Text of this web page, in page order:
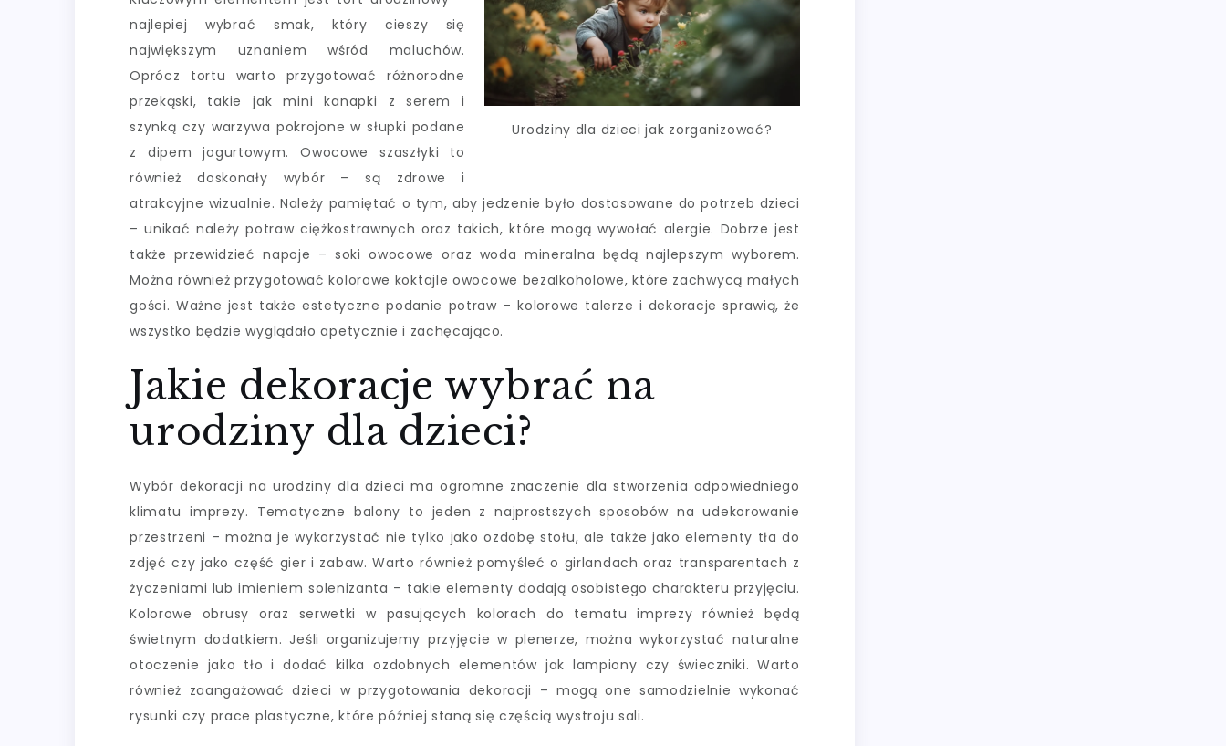
Urodziny dla dzieci jak zorganizować?
najlepiej wybrać smak, który cieszy się
największym uznaniem wśród maluchów.
Oprócz tortu warto przygotować różnorodne
przekąski, takie jak mini kanapki z serem i
szynką czy warzywa pokrojone w słupki podane
z dipem jogurtowym. Owocowe szaszłyki to
również doskonały wybór – są zdrowe i
atrakcyjne wizualnie. Należy pamiętać o tym, aby jedzenie było dostosowane do potrzeb dzieci
– unikać należy potraw ciężkostrawnych oraz takich, które mogą wywołać alergie. Dobrze jest
także przewidzieć napoje – soki owocowe oraz woda mineralna będą najlepszym wyborem.
Można również przygotować kolorowe koktajle owocowe bezalkoholowe, które zachwycą małych
gości. Ważne jest także estetyczne podanie potraw – kolorowe talerze i dekoracje sprawią, że
wszystko będzie wyglądało apetycznie i zachęcająco.
Jakie dekoracje wybrać na
urodziny dla dzieci?
Wybór dekoracji na urodziny dla dzieci ma ogromne znaczenie dla stworzenia odpowiedniego
klimatu imprezy. Tematyczne balony to jeden z najprostszych sposobów na udekorowanie
przestrzeni – można je wykorzystać nie tylko jako ozdobę stołu, ale także jako elementy tła do
zdjęć czy jako część gier i zabaw. Warto również pomyśleć o girlandach oraz transparentach z
życzeniami lub imieniem solenizanta – takie elementy dodają osobistego charakteru przyjęciu.
Kolorowe obrusy oraz serwetki w pasujących kolorach do tematu imprezy również będą
świetnym dodatkiem. Jeśli organizujemy przyjęcie w plenerze, można wykorzystać naturalne
otoczenie jako tło i dodać kilka ozdobnych elementów jak lampiony czy świeczniki. Warto
również zaangażować dzieci w przygotowania dekoracji – mogą one samodzielnie wykonać
rysunki czy prace plastyczne, które później staną się częścią wystroju sali.